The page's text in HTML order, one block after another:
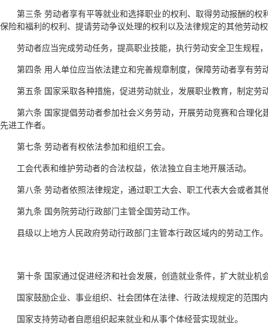
第三条 劳动者享有平等就业和选择职业的权利、取得劳动报酬的
保险和福利的权利、提请劳动争议处理的权利以及法律规定的其他劳动
劳动者应当完成劳动任务，提高职业技能，执行劳动安全卫生规程
第四条 用人单位应当依法建立和完善规章制度，保障劳动者享有劳
第五条 国家采取各种措施，促进劳动就业，发展职业教育，制定
第六条 国家提倡劳动者参加社会义务劳动，开展劳动竞赛和合理
先进工作者。
第七条 劳动者有权依法参加和组织工会。
工会代表和维护劳动者的合法权益，依法独立自主地开展活动。
第八条 劳动者依照法律规定，通过职工大会、职工代表大会或者
第九条 国务院劳动行政部门主管全国劳动工作。
县级以上地方人民政府劳动行政部门主管本行政区域内的劳动工作。
第十条 国家通过促进经济和社会发展，创造就业条件，扩大就业机
国家鼓励企业、事业组织、社会团体在法律、行政法规规定的范围
国家支持劳动者自愿组织起来就业和从事个体经营实现就业。